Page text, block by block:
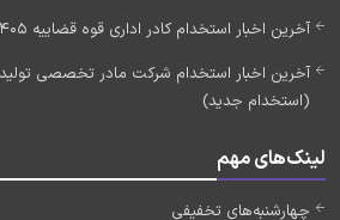
آخرین اخبار استخدام کادر اداری قوه قضاییه 1405 (به زودی)
(استخدام جدید)
لینک‌های مهم
چهارشنبه‌های تخفیفی